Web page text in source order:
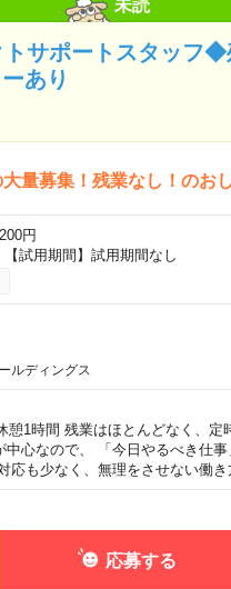
未読
トサポートスタッフ
あり
量募集！残業なし！のお
円
試用期間】試用期間なし
ルディングス
憩1時間 残業はほとんどなく、
中心なので、 「今日やるべき仕
応も少なく、無理をさせない働
応募する